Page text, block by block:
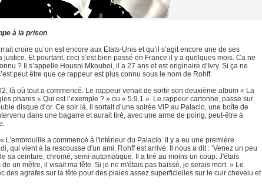
à la prison
croire qu’on est encore aux Etats-Unis et qu’il s’agit encore une de ses
Et pourtant, ceci s’est bien passé en France il y a quelques mois. Ca ne
? Il s’appelle Housni Mkouboi, il a 27 ans et est originaire d’Ivry. Si ça ne
peut être que ce rappeur est plus connu sous le nom de Rohff.
là où tout a commencé. Le rappeur venait de sortir son deuxième album « La
phares « Qui est l’exemple ? » ou « 5.9.1 ». Le rappeur cartonne, passe sur
disque d’or. Ce soir là, il sortait d’une soirée VIP au Palacio, une boîte de
dans une bagarre et aurait tiré, avec une arme de poing, peut-être à
L'embrouille a commencé à l'intérieur du Palacio. Il y a eu une première
qui vient à la rescousse d'un ami. Rohff est arrivé. Il nous a dit : ‘Venez un peu
sa ceinture, chromé, semi-automatique. Il a tiré au moins un coup. J'étais
un mètre, il visait ma tête. Si je ne m'étais pas baissé, je serais mort. » Le
des agrafes sur la tête pour des plaies assez superficielles sur le cuir chevelu et